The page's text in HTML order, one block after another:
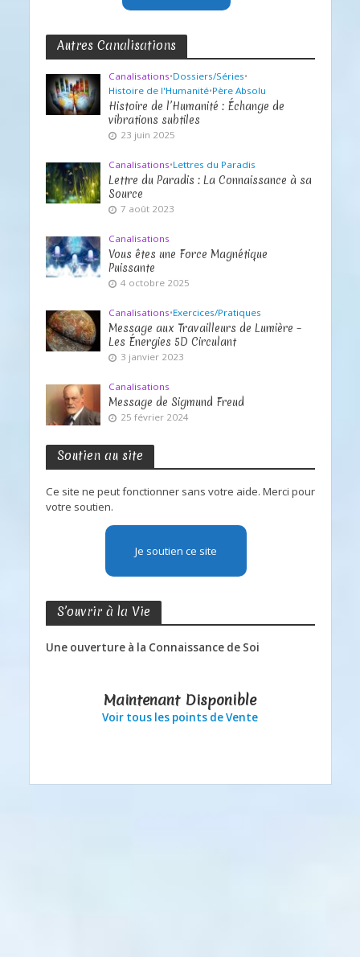
Autres Canalisations
Canalisations•Dossiers/Séries•
Histoire de l'Humanité•Père Absolu
Histoire de l’Humanité : Échange de
vibrations subtiles
23 juin 2025
Canalisations•Lettres du Paradis
Lettre du Paradis : La Connaissance à sa
Source
7 août 2023
Canalisations
Vous êtes une Force Magnétique
Puissante
4 octobre 2025
Canalisations•Exercices/Pratiques
Message aux Travailleurs de Lumière –
Les Énergies 5D Circulant
3 janvier 2023
Canalisations
Message de Sigmund Freud
25 février 2024
Soutien au site
Ce site ne peut fonctionner sans votre aide. Merci pour
votre soutien.
Je soutien ce site
S’ouvrir à la Vie
Une ouverture à la Connaissance de Soi
Maintenant Disponible
Voir tous les points de Vente